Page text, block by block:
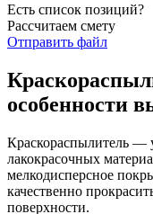
Есть список позиций?
Рассчитаем смету
Отправить файл
особенности
Краскораспылитель —
лакокрасочных
мелкодисперсное
качественно
поверхности.